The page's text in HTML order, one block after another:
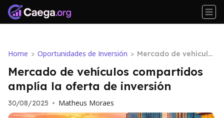
Home > Oportunidades de Inversión > Mercado de vehículos
compartidos amplía l
a oferta de inversión
Mercado de vehículos compartidos
amplía la oferta de inversión
30/08/2025 • Matheus Moraes